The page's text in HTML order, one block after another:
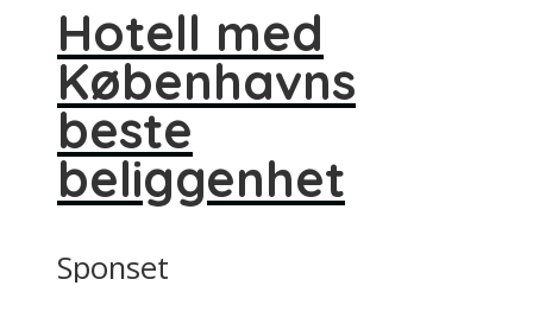
Hotell med
Københavns
beste
beliggenhet
Sponset